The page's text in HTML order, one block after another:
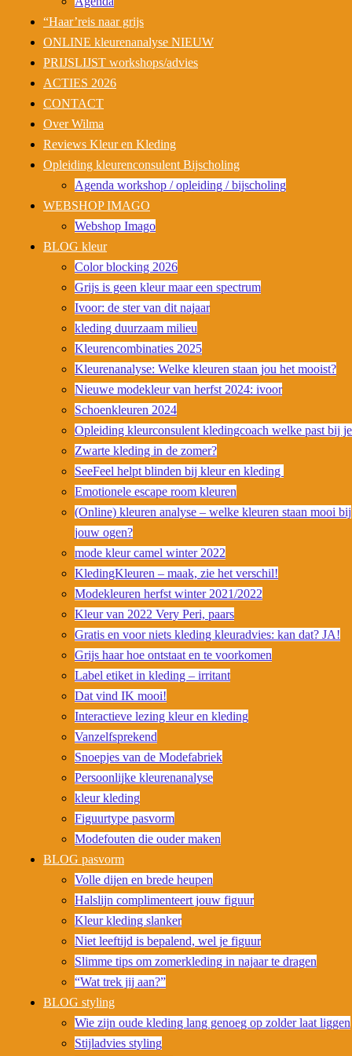
“Haar’reis naar grijs
ONLINE kleurenanalyse NIEUW
PRIJSLIJST workshops/advies
ACTIES 2026
CONTACT
Over Wilma
Reviews Kleur en Kleding
Opleiding kleurenconsulent Bijscholing
Agenda workshop / opleiding / bijscholing
WEBSHOP IMAGO
Webshop Imago
BLOG kleur
Color blocking 2026
Grijs is geen kleur maar een spectrum
Ivoor: de ster van dit najaar
kleding duurzaam milieu
Kleurencombinaties 2025
Kleurenanalyse: Welke kleuren staan jou het mooist?
Nieuwe modekleur van herfst 2024: ivoor
Schoenkleuren 2024
Opleiding kleurconsulent kledingcoach welke past bij
Zwarte kleding in de zomer?
SeeFeel helpt blinden bij kleur en kleding
Emotionele escape room kleuren
(Online) kleuren analyse – welke kleuren staan mooi bij
jouw ogen?
mode kleur camel winter 2022
KledingKleuren – maak, zie het verschil!
Modekleuren herfst winter 2021/2022
Kleur van 2022 Very Peri, paars
Gratis en voor niets kleding kleuradvies: kan dat? JA!
Grijs haar hoe ontstaat en te voorkomen
Label etiket in kleding – irritant
Dat vind IK mooi!
Interactieve lezing kleur en kleding
Vanzelfsprekend
Snoepjes van de Modefabriek
Persoonlijke kleurenanalyse
kleur kleding
Figuurtype pasvorm
Modefouten die ouder maken
BLOG pasvorm
Volle dijen en brede heupen
Halslijn complimenteert jouw figuur
Kleur kleding slanker
Niet leeftijd is bepalend, wel je figuur
Slimme tips om zomerkleding in najaar te dragen
“Wat trek jij aan?”
BLOG styling
Wie zijn oude kleding lang genoeg op zolder laat liggen
Stijladvies styling